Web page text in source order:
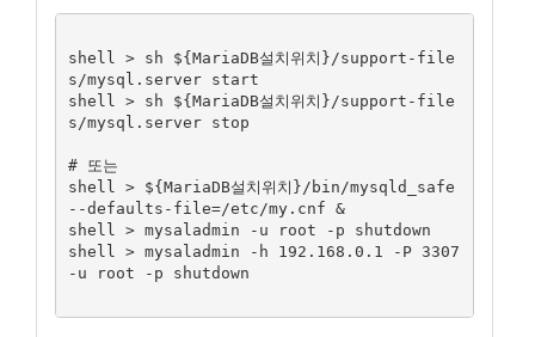
shell > sh ${MariaDB설치위치}/support-file
s/mysql.server start
shell > sh ${MariaDB설치위치}/support-file
s/mysql.server stop
# 또는
shell > ${MariaDB설치위치}/bin/mysqld_safe
--defaults-file=/etc/my.cnf &
shell > mysaladmin -u root -p shutdown
shell > mysaladmin -h 192.168.0.1 -P 3307
-u root -p shutdown